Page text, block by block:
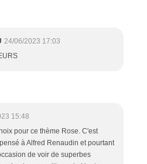
24/06/2023 17:03
15:48
pour ce thème Rose. C'est
à Alfred Renaudin et pourtant
de voir de superbes